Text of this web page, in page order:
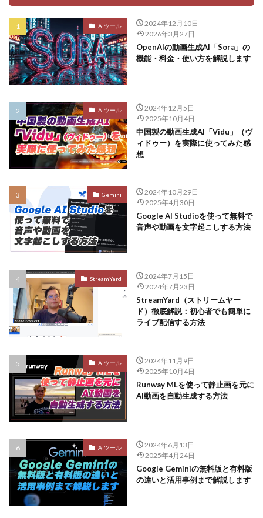
AIツール
2024年12月10日
2026年3月27日
OpenAIの動画生成AI「Sora」の
機能・料金・使い方を解説します
AIツール
2024年12月5日
2025年10月4日
中国製の動画生成AI「Vidu」（ヴ
ィドゥー）を実際に使ってみた感
想
Gemini
2024年10月29日
2025年4月30日
Google AI Studioを使って無料で
音声や動画を文字起こしする方法
StreamYard
2024年7月15日
2024年7月23日
StreamYard（ストリームヤー
ド）徹底解説：初心者でも簡単に
ライブ配信する方法
AIツール
2024年11月9日
2025年10月4日
Runway MLを使って静止画を元に
AI動画を自動生成する方法
AIツール
2024年6月13日
2025年4月24日
Google Geminiの無料版と有料版
の違いと活用事例まで解説します